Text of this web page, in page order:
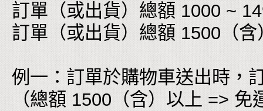
訂單（或出貨）總額 1000 ~
訂單（或出貨）總額 1500（
例一：訂單於購物車送出時，
（總額 1500（含）以上 =>